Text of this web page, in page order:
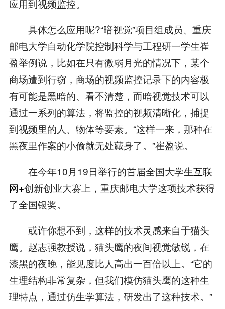
应用到视频监控。
具体怎么应用呢?“暗视觉”项目组成员、重庆
邮电大学自动化学院控制科学与工程研一学生崔
盈举例说，比如在只有微弱月光的情况下，某个
商场遭到行窃，商场的视频监控记录下的内容极
有可能是黑暗的、看不清楚，而暗视觉技术可以
通过一系列的算法，将监控的视频清晰化，捕捉
到视频里的人、物体等要素。“这样一来，那种在
黑夜里作案的小偷就无处藏身了。”崔盈说。
在今年10月19日举行的首届全国大学生互联
网+创新创业大赛上，重庆邮电大学这项技术获得
了全国银奖。
或许你想不到，这样的技术灵感来自于猫头
鹰。赵志强教授说，猫头鹰的夜间视觉敏锐，在
漆黑的夜晚，能见度比人高出一百倍以上。“它的
生理结构非常复杂，但我们模仿猫头鹰的这种生
理特点，通过仿生学算法，研发出了这种技术。”